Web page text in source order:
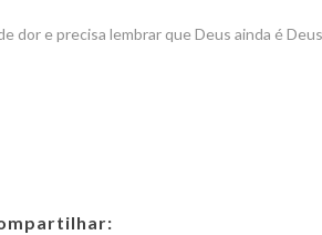
dor e precisa lembrar que Deus ainda é